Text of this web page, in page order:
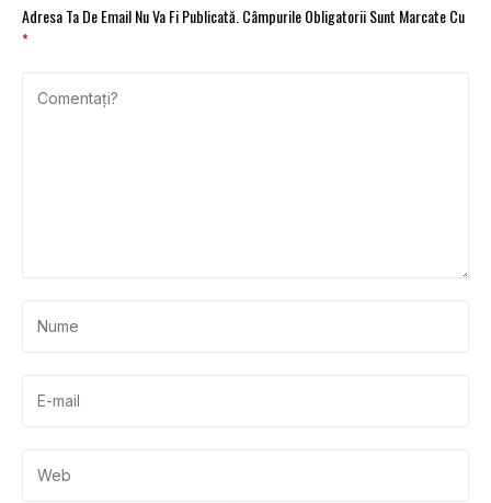
Adresa Ta De Email Nu Va Fi Publicată.Câmpurile Obligatorii Sunt Marcate Cu
*